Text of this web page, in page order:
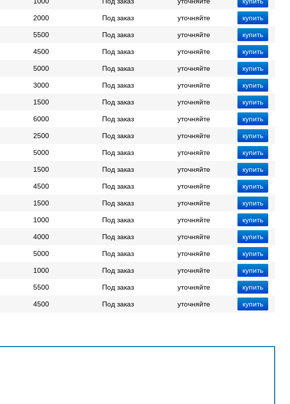
2000 Под заказ уточняйте
5500 Под заказ уточняйте
4500 Под заказ уточняйте
5000 Под заказ уточняйте
3000 Под заказ уточняйте
1500 Под заказ уточняйте
6000 Под заказ уточняйте
2500 Под заказ уточняйте
5000 Под заказ уточняйте
1500 Под заказ уточняйте
4500 Под заказ уточняйте
1500 Под заказ уточняйте
1000 Под заказ уточняйте
4000 Под заказ уточняйте
5000 Под заказ уточняйте
1000 Под заказ уточняйте
5500 Под заказ уточняйте
4500 Под заказ уточняйте